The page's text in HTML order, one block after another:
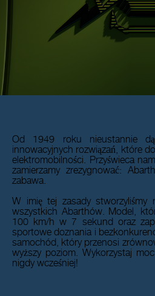
Od 1949 roku nieustannie
innowacyjnych rozwiązań, które
elektromobilności. Przyświeca
zamierzamy zrezygnować:
zabawa.
W imię tej zasady stworzyliśmy
wszystkich Abarthów. Model,
100 km/h w 7 sekund oraz
sportowe doznania i
samochód, który przenosi
wyższy poziom. Wykorzystaj
nigdy wcześniej!